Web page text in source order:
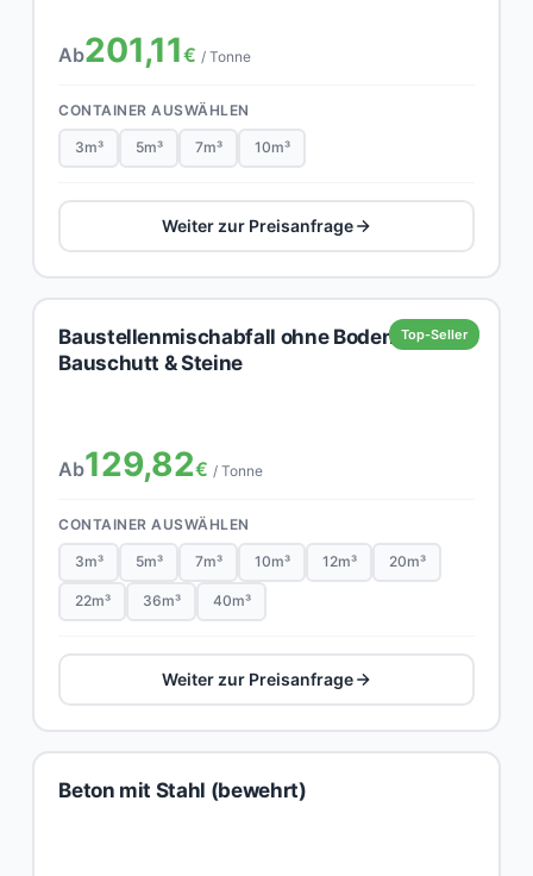
Ab201,11€ / Tonne
CONTAINER AUSWÄHLEN
3m³ 5m³ 7m³ 10m³
Weiter zur Preisanfrage
Top-Seller
Baustellenmischabfall ohne Boden,
Bauschutt & Steine
Ab129,82€ / Tonne
CONTAINER AUSWÄHLEN
3m³ 5m³ 7m³ 10m³ 12m³ 20m³
22m³ 36m³ 40m³
Weiter zur Preisanfrage
Beton mit Stahl (bewehrt)